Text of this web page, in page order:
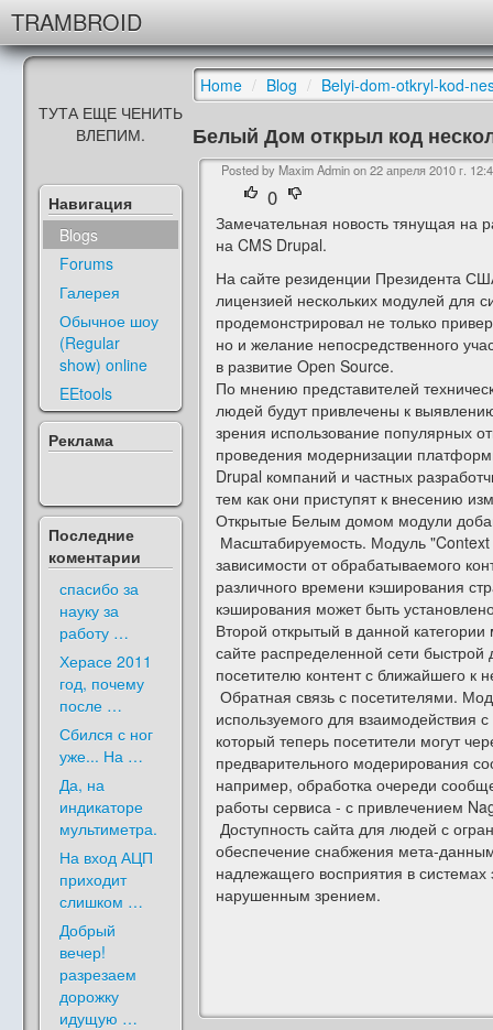
TRAMBROID
ТУТА ЕЩЕ ЧЕНИТЬ
ВЛЕПИМ.
Навигация
Blogs
Forums
Галерея
Обычное шоу
(Regular
show) online
EEtools
Реклама
Последние
коментарии
спасибо за
науку за
работу …
Херасе 2011
год, почему
после …
Сбился с ног
уже... На …
Да, на
индикаторе
мультиметра.
На вход АЦП
приходит
слишком …
Добрый
вечер!
разрезаем
дорожку
идущую …
Home / Blog / Belyi-dom-otkryl-kod-
Белый Дом открыл код
Posted by Maxim Admin on22 апреля 2010 г.
0
Замечательная новость тянущая на
на CMS Drupal.
На сайте резиденции Президента
лицензией нескольких модулей для
продемонстрировал не только
но и желание непосредственного
в развитие Open Source.
По мнению представителей
людей будут привлечены к
зрения использование популярных
проведения модернизации
Drupal компаний и частных
тем как они приступят к внесению
Открытые Белым домом модули
Масштабируемость. Модуль
зависимости от обрабатываемого
различного времени кэширования
кэширования может быть
Второй открытый в данной
сайте распределенной сети
посетителю контент с ближайшего к
Обратная связь с посетителями.
используемого для взаимодействия
который теперь посетители могут
предварительного модерирования
например, обработка очереди
работы сервиса - с привлечением
Доступность сайта для людей с
обеспечение снабжения мета-
надлежащего восприятия в
нарушенным зрением.